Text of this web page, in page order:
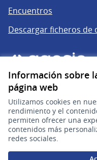
Información sobre
página web
Utilizamos cookies en
rendimiento y el
permiten ofrecer una
contenidos más
redes sociales.
Encuentros
Descargar ficheros de
Sitio oficial de la